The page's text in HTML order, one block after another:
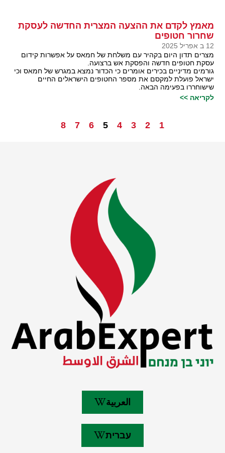
מאמץ לקדם את ההצעה המצרית החדשה לעסקת
שחרור חטופים
12 ב אפריל 2025
מצרים תדון היום בקהיר עם משלחת של חמאס על אפשרות קידום
עסקת חטופים חדשה והפסקת אש ברצועה.
גורמים מדיניים בכירים אומרים כי הכדור נמצא במגרש של חמאס וכי
ישראל פועלת למקסם את מספר החטופים הישראלים החיים
שישוחררו בפעימה הבאה.
לקריאה >>
1
2
3
4
5
6
7
8
العربية
עברית